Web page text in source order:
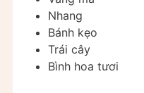
Nhang
Bánh kẹo
Trái cây
Bình hoa tươi